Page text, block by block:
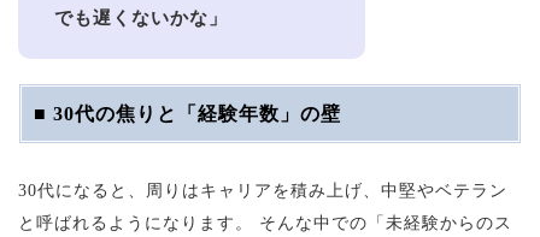
でも遅くないかな」
■ 30代の焦りと「経験年数」の壁
30代になると、周りはキャリアを積み上げ、中堅やベテラン
と呼ばれるようになります。 そんな中での「未経験からのス